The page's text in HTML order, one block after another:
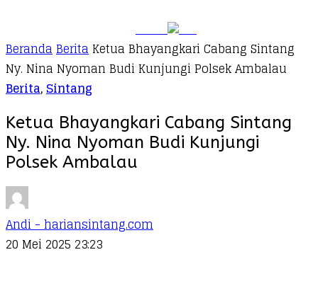
BerandaBeritaKetua Bhayangkari Cabang Sintang
Ny. Nina Nyoman Budi Kunjungi Polsek Ambalau
Berita,Sintang
Ketua Bhayangkari Cabang Sintang
Ny. Nina Nyoman Budi Kunjungi
Polsek Ambalau
Andi - hariansintang.com
20 Mei 2025 23:23